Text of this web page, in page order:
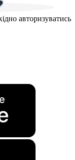
авторизуватись